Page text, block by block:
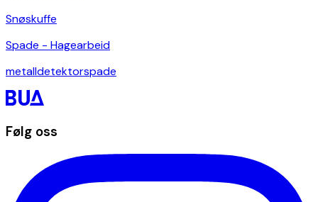
Snøskuffe
Spade - Hagearbeid
metalldetektorspade
Følg oss